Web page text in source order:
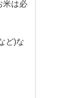
米は必
ど)な